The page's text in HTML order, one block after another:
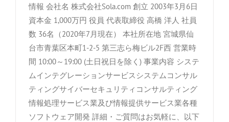
情報 会社名 株式会社Sola.com 創立 2003年3月6日
資本金 1,000万円 役員 代表取締役 高橋 洋人 社員
数 36名（2020年7月現在） 本社所在地 宮城県仙
台市青葉区本町1-2-5 第三志ら梅ビル2F西 営業時
間 10:00～19:00 (土日祝日を除く) 事業内容 システ
ムインテグレーションサービスシステムコンサル
ティングサイバーセキュリティコンサルティング
情報処理サービス業及び情報提供サービス業各種
ソフトウェア開発 詳細・ご質問はお気軽に、以下
25,000円/月) 必要資格・スキル：Python/Rubyでの
システム開発経験半年以上 歓迎する資格・技
能：以下は必須ではありません 日常&ビジネス英
会話・英語読み書き能力 日常&ビジネス中国語会
話・読み書き能力<繁体簡体いずれも> サイバーセ
キュリティに関連する資格、技能 非IT関係業務に
おけるプロジェクト、人事マネジメント経験 加
入保険：雇用保険、労災保険、健康保険、厚生年
金 年間休日：127日 休日：土日祝日他、毎週、お
システム開発(Java/VB.net)